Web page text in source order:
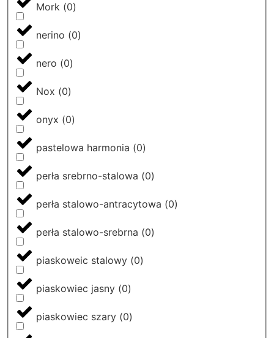
Mork (0)
nerino (0)
nero (0)
Nox (0)
onyx (0)
pastelowa harmonia (0)
perła srebrno-stalowa (0)
perła stalowo-antracytowa (0)
perła stalowo-srebrna (0)
piaskoweic stalowy (0)
piaskowiec jasny (0)
piaskowiec szary (0)